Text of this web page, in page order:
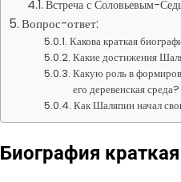
Встреча с Соловьевым-
Вопрос-ответ:
Какова краткая
Какие достижения
Какую роль в
его деревенская среда?
Как Шаляпин начал
Биография